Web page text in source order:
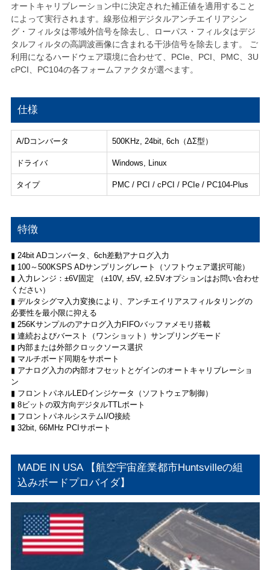
オートキャリブレーション中に決定された補正値を適用すること
によって実行されます。線形位相デジタルアンチエイリアシン
グ・フィルタは帯域外信号を除去し、ローパス・フィルタはデジ
タルフィルタの高調波画像に含まれる干渉信号を除去します。 ご
利用になるハードウェア環境に合わせて、PCIe、PCI、PMC、3U
cPCI、PC104の各フォームファクタが選べます。
仕様
A/Dコンバータ 500KHz, 24bit, 6ch（ΔΣ型）
ドライバ Windows, Linux
タイプ PMC / PCI / cPCI / PCIe / PC104-Plus
特徴
▮ 24bit ADコンバータ、6ch差動アナログ入力
▮ 100～500KSPS ADサンプリングレート（ソフトウェア選択可能）
▮ 入力レンジ：±6V固定 （±10V, ±5V, ±2.5Vオプションはお問い合わせ
ください）
▮ デルタシグマ入力変換により、アンチエイリアスフィルタリングの
必要性を最小限に抑える
▮ 256Kサンプルのアナログ入力FIFOバッファメモリ搭載
▮ 連続およびバースト（ワンショット）サンプリングモード
▮ 内部または外部クロックソース選択
▮ マルチボード同期をサポート
▮ アナログ入力の内部オフセットとゲインのオートキャリブレーショ
ン
▮ フロントパネルLEDインジケータ（ソフトウェア制御）
▮ 8ビットの双方向デジタルTTLポート
▮ フロントパネルシステムI/O接続
▮ 32bit, 66MHz PCIサポート
MADE IN USA 【航空宇宙産業都市Huntsvilleの組
込みボードプロバイダ】